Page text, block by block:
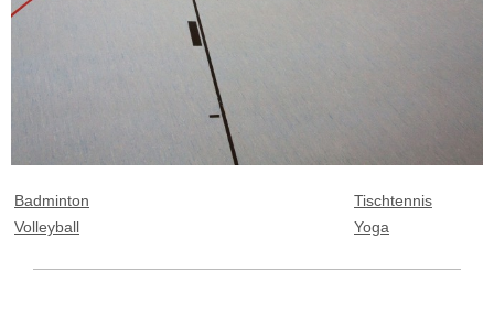
Badminton
Tischtennis
Volleyball
Yoga